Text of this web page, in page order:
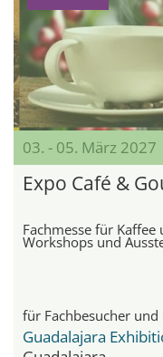
03. - 05. März 2027
Expo Café &
Fachmesse für
Workshops und
für Fachbesucher
Guadalajara